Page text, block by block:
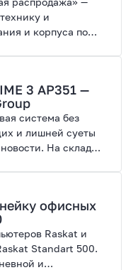
и
и корпуса по
3 AP351 —
система без
и лишней суеты
На склад
офисных
Raskat и
Standart 500.
и